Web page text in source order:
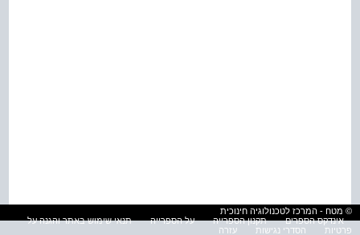
© מטח - המרכז לטכנולוגיה חינוכית
אינדקס הספרים
תקנון הספרייה על הספרייה
תנאי שימוש באתר והגנה על
פרטיות
הסדרי נגישות עזרה